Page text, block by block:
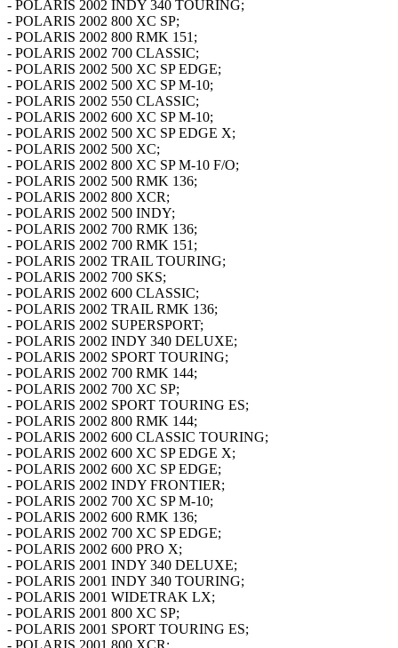
- POLARIS 2002 INDY 340 TOURING;
- POLARIS 2002 800 XC SP;
- POLARIS 2002 800 RMK 151;
- POLARIS 2002 700 CLASSIC;
- POLARIS 2002 500 XC SP EDGE;
- POLARIS 2002 500 XC SP M-10;
- POLARIS 2002 550 CLASSIC;
- POLARIS 2002 600 XC SP M-10;
- POLARIS 2002 500 XC SP EDGE X;
- POLARIS 2002 500 XC;
- POLARIS 2002 800 XC SP M-10 F/O;
- POLARIS 2002 500 RMK 136;
- POLARIS 2002 800 XCR;
- POLARIS 2002 500 INDY;
- POLARIS 2002 700 RMK 136;
- POLARIS 2002 700 RMK 151;
- POLARIS 2002 TRAIL TOURING;
- POLARIS 2002 700 SKS;
- POLARIS 2002 600 CLASSIC;
- POLARIS 2002 TRAIL RMK 136;
- POLARIS 2002 SUPERSPORT;
- POLARIS 2002 INDY 340 DELUXE;
- POLARIS 2002 SPORT TOURING;
- POLARIS 2002 700 RMK 144;
- POLARIS 2002 700 XC SP;
- POLARIS 2002 SPORT TOURING ES;
- POLARIS 2002 800 RMK 144;
- POLARIS 2002 600 CLASSIC TOURING;
- POLARIS 2002 600 XC SP EDGE X;
- POLARIS 2002 600 XC SP EDGE;
- POLARIS 2002 INDY FRONTIER;
- POLARIS 2002 700 XC SP M-10;
- POLARIS 2002 600 RMK 136;
- POLARIS 2002 700 XC SP EDGE;
- POLARIS 2002 600 PRO X;
- POLARIS 2001 INDY 340 DELUXE;
- POLARIS 2001 INDY 340 TOURING;
- POLARIS 2001 WIDETRAK LX;
- POLARIS 2001 800 XC SP;
- POLARIS 2001 SPORT TOURING ES;
- POLARIS 2001 800 XCR;